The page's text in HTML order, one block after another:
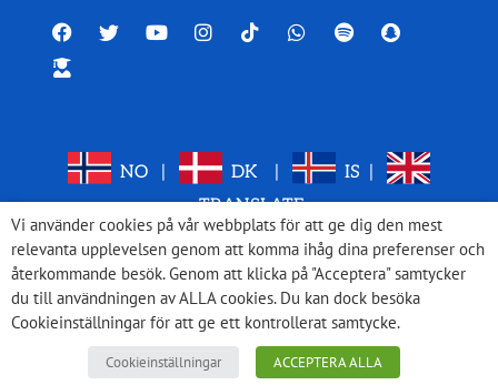
NO DK IS
TRANSLATE
© 2026 Med Israel för fred
Vi använder cookies på vår webbplats för att ge dig den mest
relevanta upplevelsen genom att komma ihåg dina preferenser och
återkommande besök. Genom att klicka på "Acceptera" samtycker
du till användningen av ALLA cookies. Du kan dock besöka
Cookieinställningar för att ge ett kontrollerat samtycke.
Cookieinställningar ACCEPTERA ALLA